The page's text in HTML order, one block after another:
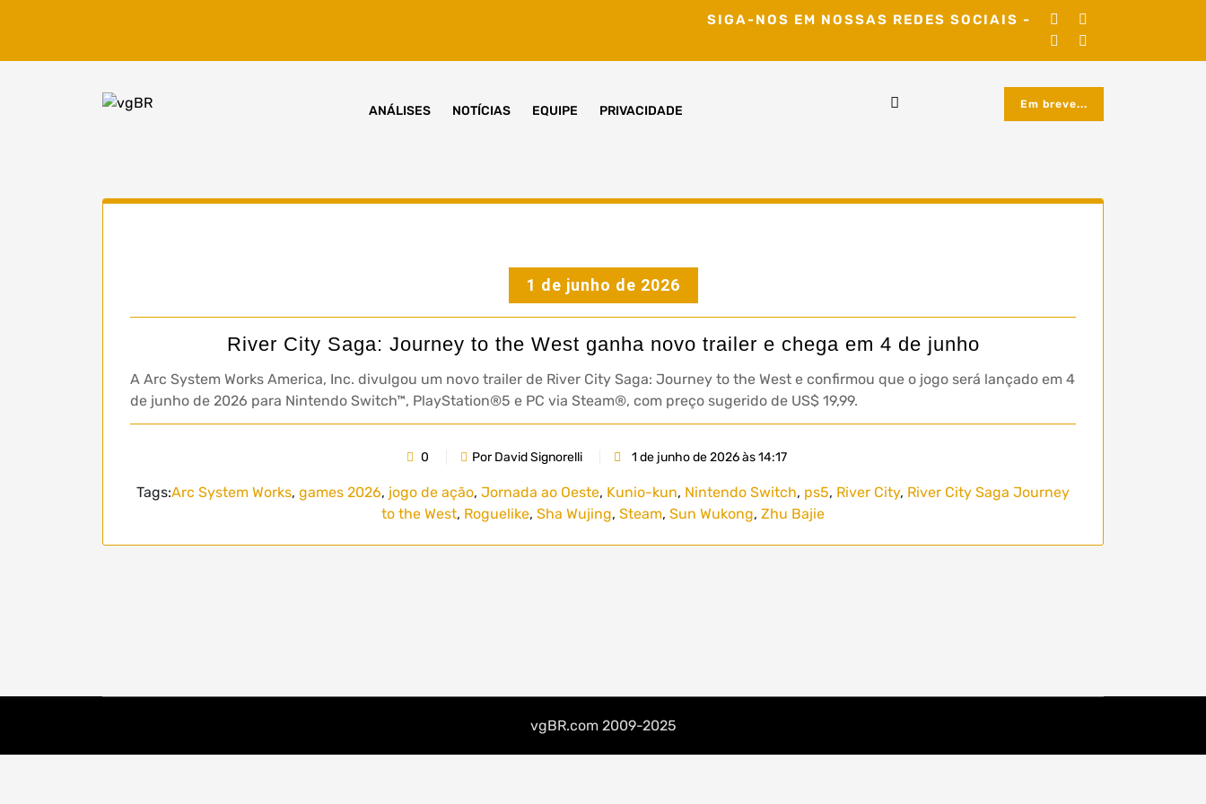
SIGA-NOS EM NOSSAS REDES SOCIAIS -
ANÁLISES NOTÍCIAS EQUIPE PRIVACIDADE Em breve...
1 de junho de 2026
River City Saga: Journey to the West ganha novo trailer e chega em 4 de junho
A Arc System Works America, Inc. divulgou um novo trailer de River City Saga: Journey to the West e confirmou que o jogo será lançado em 4
de junho de 2026 para Nintendo Switch™, PlayStation®5 e PC via Steam®, com preço sugerido de US$ 19,99.
0 Por David Signorelli 1 de junho de 2026 às 14:17
Tags:Arc System Works, games 2026, jogo de ação, Jornada ao Oeste, Kunio-kun, Nintendo Switch, ps5, River City, River City Saga Journey
to the West, Roguelike, Sha Wujing, Steam, Sun Wukong, Zhu Bajie
vgBR.com 2009-2025